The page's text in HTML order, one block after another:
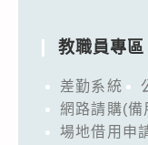
教職員專區
差勤系統
網路請購(備
場地借用申